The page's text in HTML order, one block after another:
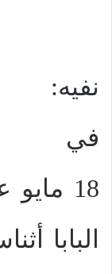
نفيه:
في
البابا